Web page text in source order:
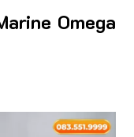
Omega